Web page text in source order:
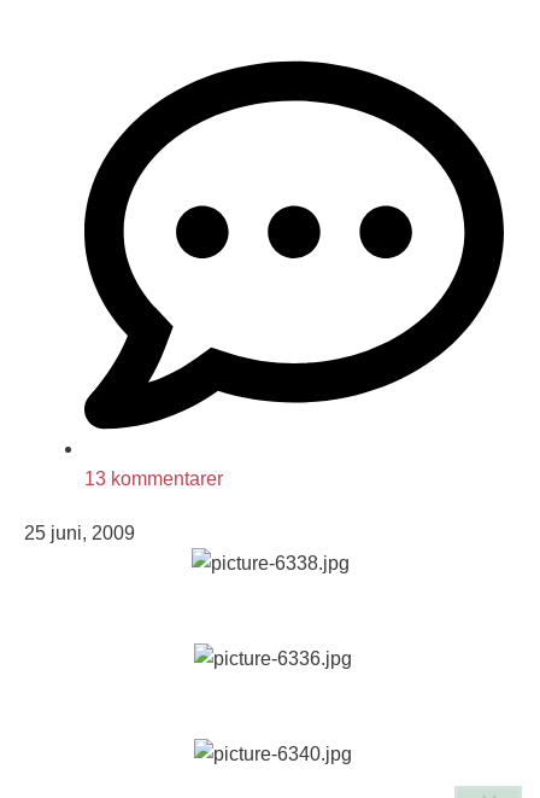
13 kommentarer
25 juni, 2009